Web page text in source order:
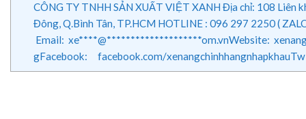
CÔNG TY TNHH SẢN XUẤT VIỆT XANH Địa chỉ: 108 Liên
Đông, Q.Bình Tân, TP.HCM HOTLINE : 096 297 2250 (
Email: xe****@********************om.vnWebsite:
gFacebook: facebook.com/